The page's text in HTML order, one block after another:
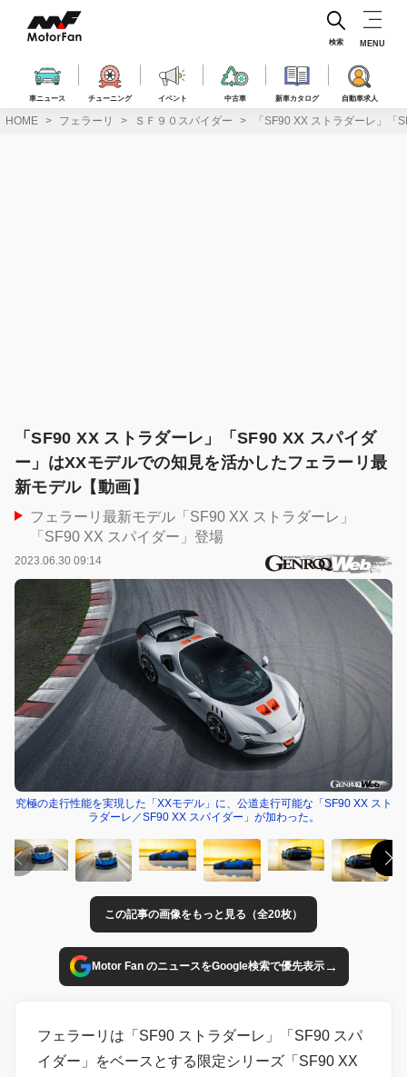
ス
車ニュース チューニング イベント 中古車 新車カタログ 自動車求人
検索 MENU
HOME フェラーリ ＳＦ９０スパイダー 「SF90 XX ストラダーレ」
「SF90 XX ストラダーレ」「SF90 XX スパイダ
ー」はXXモデルでの知見を活かしたフェラーリ最
新モデル【動画】
フェラーリ最新モデル「SF90 XX ストラダーレ」
「SF90 XX スパイダー」登場
2023.06.30 09:14
究極の走行性能を実現した「XXモデル」に、公道走行可能な「SF90 XX スト
ラダーレ／SF90 XX スパイダー」が加わった。
この記事の画像をもっと見る（全20枚）
Motor Fan のニュースをGoogle検索で優先表示→
フェラーリは「SF90 ストラダーレ」「SF90 スパ
イダー」をベースとする限定シリーズ「SF90 XX